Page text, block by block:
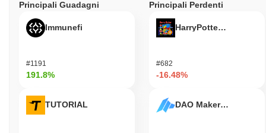
Principali Guadagni
Immunefi
#1191
191.8%
TUTORIAL
Principali Perdenti
#682
-16.48%
DAO Maker Token